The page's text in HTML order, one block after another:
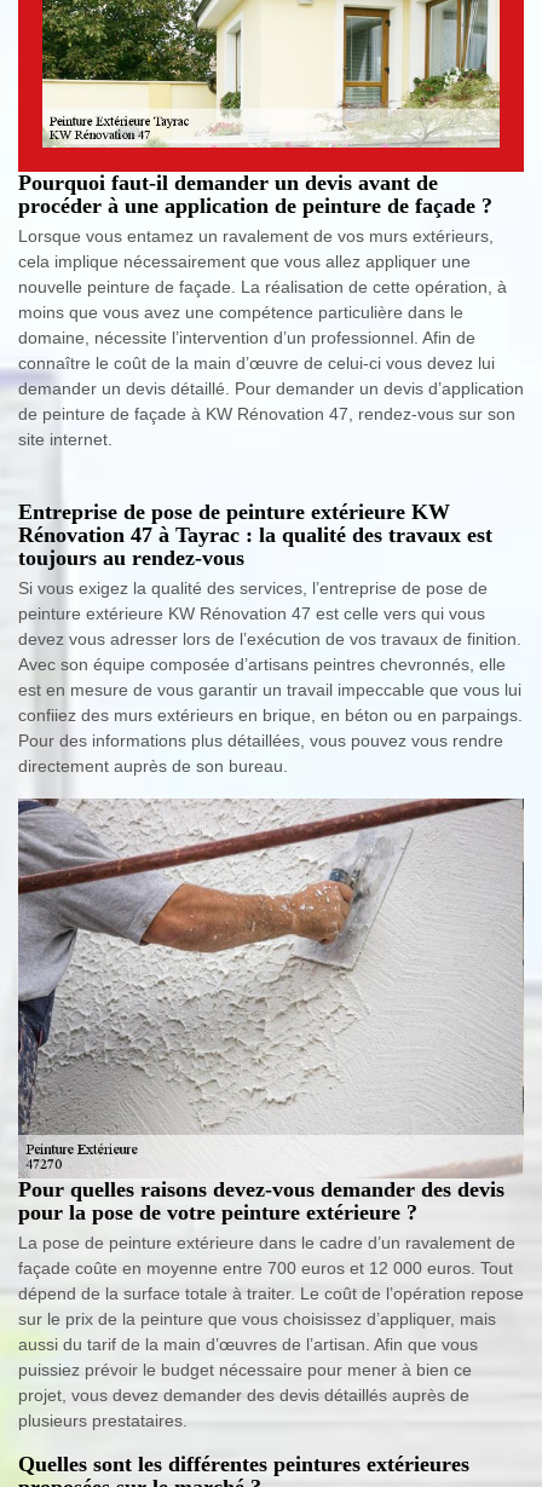
Pourquoi faut-il demander un devis avant de
procéder à une application de peinture de façade ?
Lorsque vous entamez un ravalement de vos murs extérieurs,
cela implique nécessairement que vous allez appliquer une
nouvelle peinture de façade. La réalisation de cette opération, à
moins que vous avez une compétence particulière dans le
domaine, nécessite l’intervention d’un professionnel. Afin de
connaître le coût de la main d’œuvre de celui-ci vous devez lui
demander un devis détaillé. Pour demander un devis d’application
de peinture de façade à KW Rénovation 47, rendez-vous sur son
site internet.
Entreprise de pose de peinture extérieure KW
Rénovation 47 à Tayrac : la qualité des travaux est
toujours au rendez-vous
Si vous exigez la qualité des services, l’entreprise de pose de
peinture extérieure KW Rénovation 47 est celle vers qui vous
devez vous adresser lors de l’exécution de vos travaux de finition.
Avec son équipe composée d’artisans peintres chevronnés, elle
est en mesure de vous garantir un travail impeccable que vous lui
confiiez des murs extérieurs en brique, en béton ou en parpaings.
Pour des informations plus détaillées, vous pouvez vous rendre
directement auprès de son bureau.
Pour quelles raisons devez-vous demander des devis
pour la pose de votre peinture extérieure ?
La pose de peinture extérieure dans le cadre d’un ravalement de
façade coûte en moyenne entre 700 euros et 12 000 euros. Tout
dépend de la surface totale à traiter. Le coût de l’opération repose
sur le prix de la peinture que vous choisissez d’appliquer, mais
aussi du tarif de la main d’œuvres de l’artisan. Afin que vous
puissiez prévoir le budget nécessaire pour mener à bien ce
projet, vous devez demander des devis détaillés auprès de
plusieurs prestataires.
Quelles sont les différentes peintures extérieures